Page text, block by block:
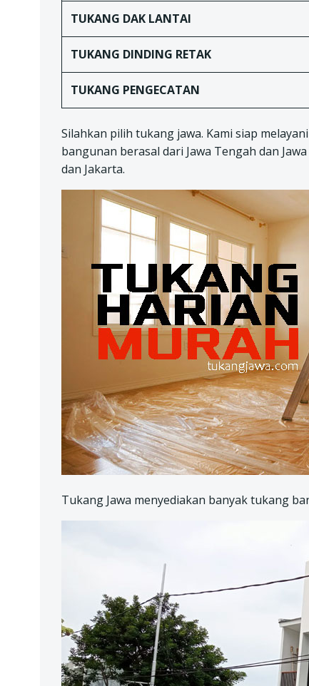
TUKANG DAK LANTAI
TUKANG DINDING RETAK
TUKANG PENGECATAN
Silahkan pilih tukang jawa. Kami siap
bangunan berasal dari Jawa Tengah dan
dan Jakarta.
Tukang Jawa menyediakan banyak tukang